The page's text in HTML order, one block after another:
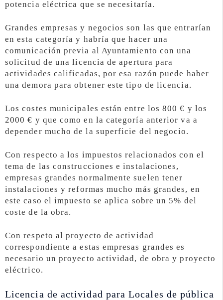
potencia eléctrica que se necesitaría.
Grandes empresas y negocios son las que entrarían
en esta categoría y habría que hacer una
comunicación previa al Ayuntamiento con una
solicitud de una licencia de apertura para
actividades calificadas, por esa razón puede haber
una demora para obtener este tipo de licencia.
Los costes municipales están entre los 800 € y los
2000 € y que como en la categoría anterior va a
depender mucho de la superficie del negocio.
Con respecto a los impuestos relacionados con el
tema de las construcciones e instalaciones,
empresas grandes normalmente suelen tener
instalaciones y reformas mucho más grandes, en
este caso el impuesto se aplica sobre un 5% del
coste de la obra.
Con respeto al proyecto de actividad
correspondiente a estas empresas grandes es
necesario un proyecto actividad, de obra y proyecto
eléctrico.
Licencia de actividad para Locales de pública